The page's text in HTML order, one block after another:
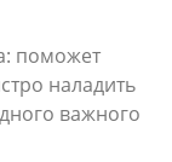
поможет
наладить
важного